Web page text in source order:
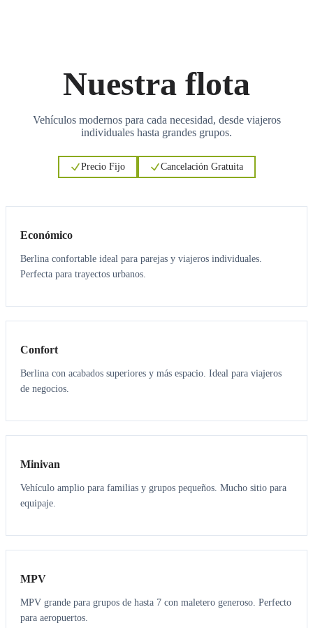
Nuestra flota
Vehículos modernos para cada necesidad, desde viajeros
individuales hasta grandes grupos.
Precio Fijo Cancelación Gratuita
Económico
Berlina confortable ideal para parejas y viajeros individuales.
Perfecta para trayectos urbanos.
3 3
Confort
Berlina con acabados superiores y más espacio. Ideal para viajeros
de negocios.
6 5
Minivan
Vehículo amplio para familias y grupos pequeños. Mucho sitio para
equipaje.
7 7
MPV
MPV grande para grupos de hasta 7 con maletero generoso. Perfecto
para aeropuertos.